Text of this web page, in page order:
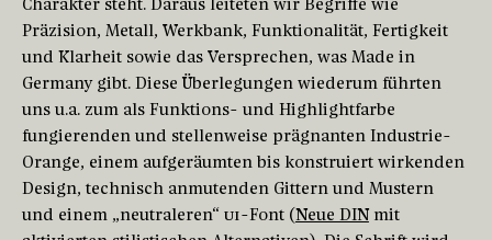
Charakter steht. Daraus leiteten wir Begriffe wie
Präzision, Metall, Werkbank, Funktionalität, Fertigkeit
und Klarheit sowie das Versprechen, was Made in
Germany gibt. Diese Überlegungen wiederum führten
uns u.a. zum als Funktions- und Highlightfarbe
fungierenden und stellenweise prägnanten Industrie-
Orange, einem aufgeräumten bis konstruiert wirkenden
Design, technisch anmutenden Gittern und Mustern
und einem „neutraleren“ UI-Font (Neue DINmit